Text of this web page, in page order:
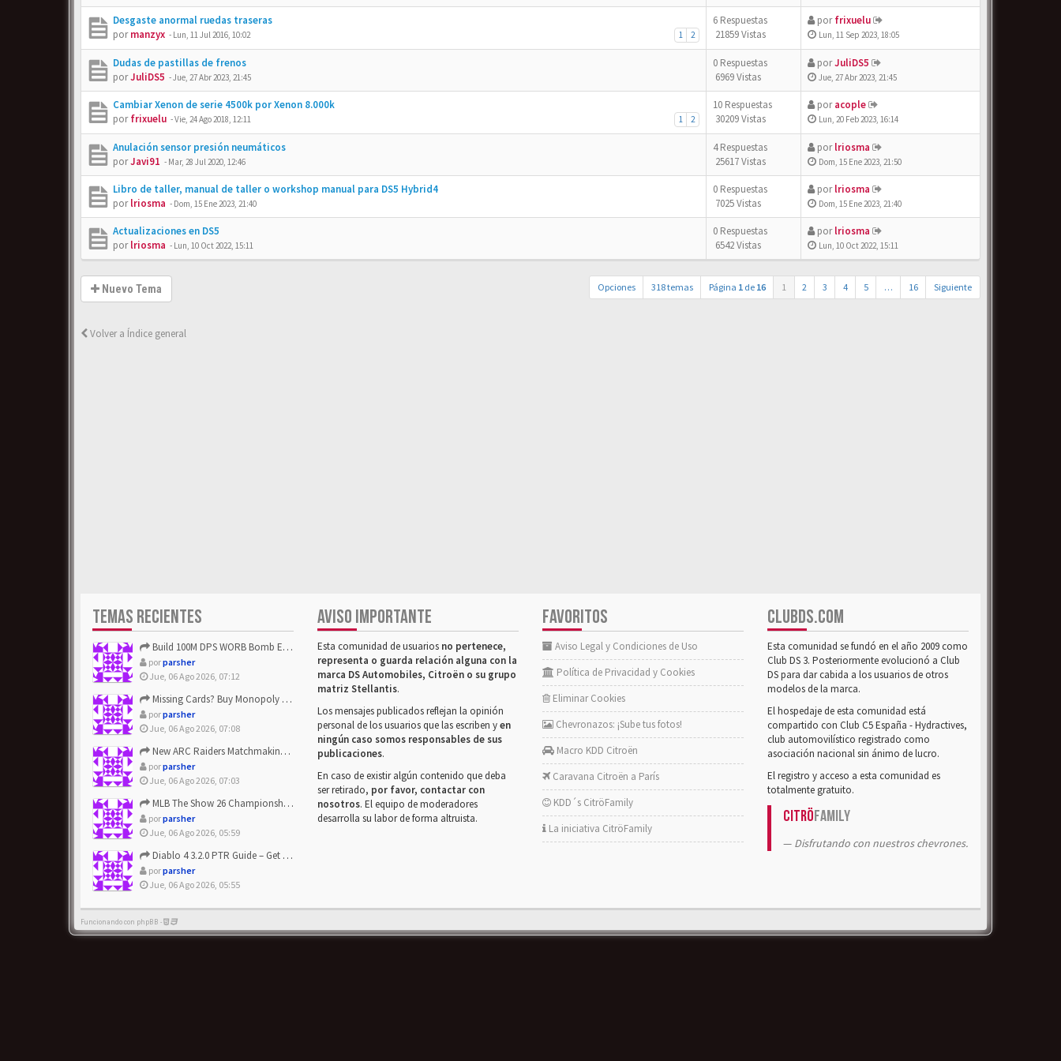
Desgaste anormal ruedas traseras
1 2
pormanzyx - Lun, 11 Jul 2016, 10:02
6 Respuestas
21859 Vistas
porfrixuelu
Lun, 11 Sep 2023, 18:05
Dudas de pastillas de frenos
porJuliDS5 -Jue, 27 Abr 2023, 21:45
0 Respuestas
6969 Vistas
porJuliDS5
Jue, 27 Abr 2023, 21:45
Cambiar Xenon de serie 4500k por Xenon 8.000k
1 2
porfrixuelu -Vie, 24 Ago 2018, 12:11
10 Respuestas
30209 Vistas
poracople
Lun, 20 Feb 2023, 16:14
Anulación sensor presión neumáticos
porJavi91 - Mar, 28 Jul 2020, 12:46
4 Respuestas
25617 Vistas
porlriosma
Dom, 15 Ene 2023, 21:50
Libro de taller, manual de taller o workshop manual para DS5 Hybrid4
porlriosma - Dom, 15 Ene 2023, 21:40
0 Respuestas
7025 Vistas
porlriosma
Dom, 15 Ene 2023, 21:40
Actualizaciones en DS5
porlriosma - Lun, 10 Oct 2022, 15:11
0 Respuestas
6542 Vistas
porlriosma
Lun, 10 Oct 2022, 15:11
Nuevo Tema Opciones 318 temas Página 1 de 16 1 2 3 4 5 … 16 Siguiente
Volver a Índice general
TEMAS RECIENTES
Build 100M DPS WORB Bomb Elementalist Fast - Grab POE Curren...
porparsher
Jue, 06 Ago 2026, 07:12
Missing Cards? Buy Monopoly Go Happy Harvest with Looney Tun...
porparsher
Jue, 06 Ago 2026, 07:08
New ARC Raiders Matchmaking Update: Stop Failed - Grab Bluep...
porparsher
Jue, 06 Ago 2026, 07:03
MLB The Show 26 Championship Series Update! Get Cheap & ...
porparsher
Jue, 06 Ago 2026, 05:59
Diablo 4 3.2.0 PTR Guide – Get 8% Off Items Quickly to Test ...
porparsher
Jue, 06 Ago 2026, 05:55
AVISO IMPORTANTE
Esta comunidad de usuarios no pertenece,
representa o guarda relación alguna con la
marca DS Automobiles, Citroën o su grupo
matriz Stellantis.
Los mensajes publicados reflejan la opinión
personal de los usuarios que las escriben yen
ningún caso somos responsables de sus
publicaciones.
En caso de existir algún contenido que deba
ser retirado, por favor, contactar con
nosotros. El equipo de moderadores
desarrolla su labor de forma altruista.
FAVORITOS
Aviso Legal y Condiciones de Uso
Política de Privacidad y Cookies
Eliminar Cookies
Chevronazos: ¡Sube tus fotos!
Macro KDD Citroën
Caravana Citroën a París
KDD´s CitröFamily
La iniciativa CitröFamily
CLUBDS.COM
Esta comunidad se fundó en el año 2009 como
Club DS 3. Posteriormente evolucionó a Club
DS para dar cabida a los usuarios de otros
modelos de la marca.
El hospedaje de esta comunidad está
compartido con Club C5 España - Hydractives,
club automovilístico registrado como
asociación nacional sin ánimo de lucro.
El registro y acceso a esta comunidad es
totalmente gratuito.
CitröFamily
Disfrutando con nuestros chevrones.
Funcionando con phpBB -